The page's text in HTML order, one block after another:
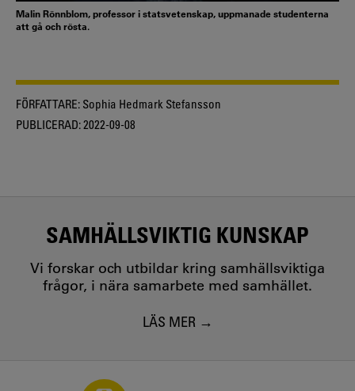
Malin Rönnblom, professor i statsvetenskap, uppmanade studenterna
att gå och rösta.
FÖRFATTARE: Sophia Hedmark Stefansson
PUBLICERAD:2022-09-08
SAMHÄLLSVIKTIG KUNSKAP
Vi forskar och utbildar kring samhällsviktiga
frågor, i nära samarbete med samhället.
LÄS MER